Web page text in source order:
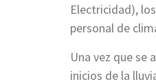
Electricidad),
personal de
Una vez que se
inicios de la